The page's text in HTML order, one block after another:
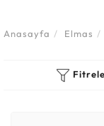
Anasayfa Elmas
Fitrele